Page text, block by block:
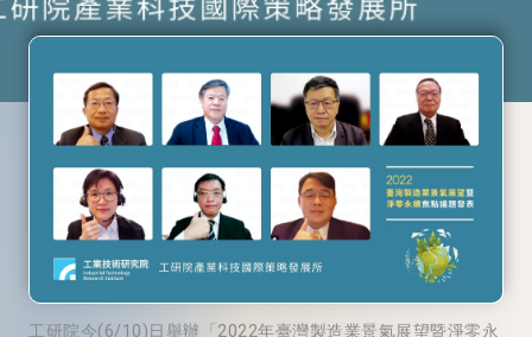
工研院今(6/10)日舉辦「2022年臺灣製造業景氣展望暨淨零永